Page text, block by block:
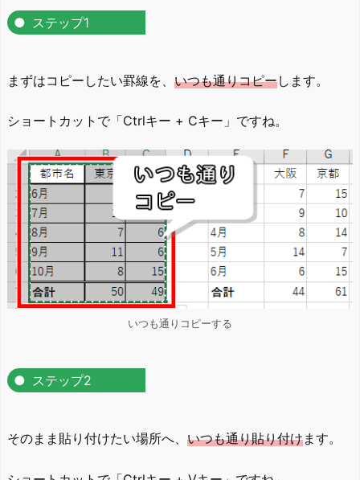
ステップ1
まずはコピーしたい罫線を、 いつも通りコピーします。
ショートカットで「Ctrlキー + Cキー」ですね。
いつも通りコピーする
ステップ2
そのまま貼り付けたい場所へ、 いつも通り貼り付けます。